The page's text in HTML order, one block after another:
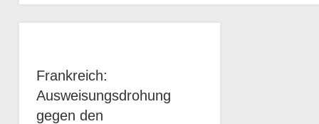
Frankreich:
Ausweisungsdrohung
gegen den